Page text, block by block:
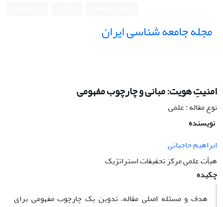
مجله جامعه شناسی ایران
امنیتِ هویت: مبانی و چارچوب مفهومی
نوع مقاله : علمی
نویسنده
ابراهیم حاجیانی
هیأت علمی مرکز تحقیقات استراتژیک
چکیده
هدف و مسئله اصلی مقاله، تدوین یک چارچوب مفهومی برای